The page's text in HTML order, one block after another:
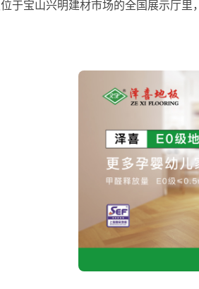
于宝山兴明建材市场的全国展示厅里